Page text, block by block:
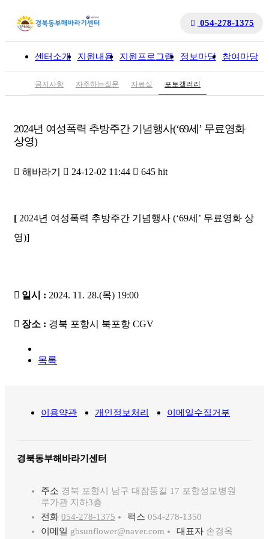
054-278-1375
센터소개 지원내용 지원프로그램 정보마당 참여마당
공지사항 자주하는질문 자료실 포토갤러리
2024년 여성폭력 추방주간 기념행사(‘69세’ 무료영화
상영)
해바라기 24-12-02 11:44 645 hit
[ 2024년 여성폭력 추방주간 기념행사 (‘69세 ’ 무료영화 상
영)]
 일시 : 2024. 11. 28.(목) 19:00
 장소 : 경북 포항시 북포항CGV
목록
이용약관 개인정보처리 이메일수집거부
경북동부해바라기센터
주소 경북 포항시 남구 대잠동길 17 포항성모병원
루가관 지하3층
전화 054-278-1375 팩스 054-278-1350
이메일 gbsunflower@naver.com 대표자 손경옥